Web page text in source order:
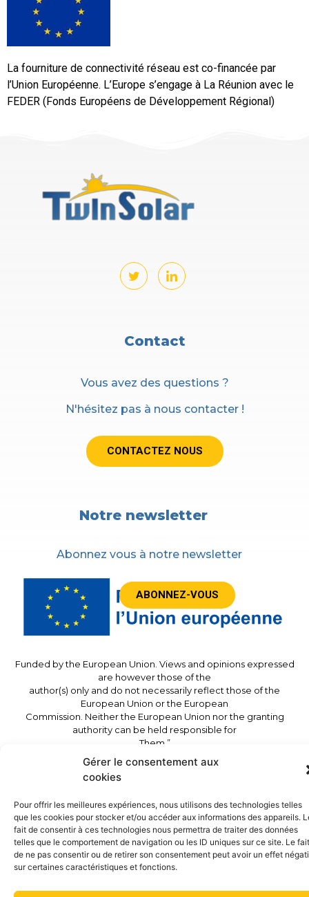
Gérer le consentement aux
cookies
Pour offrir les meilleures expériences, nous utilisons des technologies telles
que les cookies pour stocker et/ou accéder aux informations des appareils.
fait de consentir à ces technologies nous permettra de traiter des données
telles que le comportement de navigation ou les ID uniques sur ce site. Le fait
de ne pas consentir ou de retirer son consentement peut avoir un effet
sur certaines caractéristiques et fonctions.
La fourniture de connectivité réseau est co-financée par
l’Union Européenne. L’Europe s’engage à La Réunion avec le
FEDER (Fonds Européens de Développement Régional)
Contact
Vous avez des questions ?
N'hésitez pas à nous contacter !
CONTACTEZ NOUS
ABONNEZ-VOUS
Notre newsletter
Abonnez vous à notre newsletter
Funded by the European Union. Views and opinions expressed
are however those of the
author(s) only and do not necessarily reflect those of the
European Union or the European
Commission. Neither the European Union nor the granting
authority can be held responsible for
Them.”
©2023 – TwinSolar – All rights reserved –
Notice